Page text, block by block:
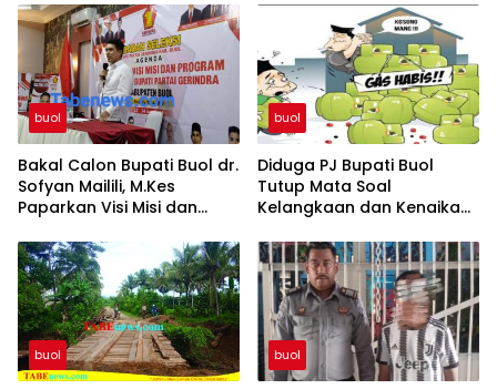
Kayulompa
buol
Bakal Calon Bupati Buol dr.
Sofyan Mailili, M.Kes
Paparkan Visi Misi dan
Pembangunan Buol
Berkelanjutan
buol
Diduga PJ Bupati Buol
Tutup Mata Soal
Kelangkaan dan Kenaikan
Pangkalan dan Pengecer
buol buol